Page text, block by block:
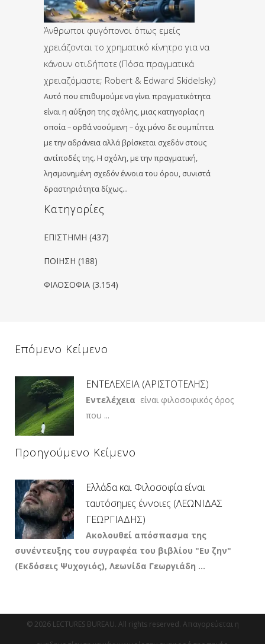
Άνθρωποι φυγόπονοι όπως εμείς
χρειάζονται το χρηματικό κίνητρο για να
κάνουν οτιδήποτε (Πόσα πραγματικά
χρειαζόμαστε; Robert & Edward Skidelsky)
Αυτό που επιθυμούμε να γίνει πραγματικότητα
είναι η αύξηση της σχόλης, μιας κατηγορίας η
οποία – ορθά νοούμενη – όχι μόνο δε συμπίπτει
με την αδράνεια αλλά βρίσκεται σχεδόν στους
αντίποδές της. Η σχόλη, με την πραγματική,
λησμονημένη σχεδόν έννοια του όρου, συνιστά
δραστηριότητα δίχως…
Kατηγορίες
ΕΠΙΣΤΗΜΗ (437)
ΠΟΙΗΣΗ (188)
ΦΙΛΟΣΟΦΙΑ (3.154)
Επόμενο Κείμενο
ΕΝΤΕΛΕΧΕΙΑ (ΑΡΙΣΤΟΤΕΛΗΣ)
Εντελέχεια είναι φιλοσοφικός όρος
που ...
Προηγούμενο Κείμενο
Ελλάδα και Φιλοσοφία είναι
ταυτόσημες έννοιες (ΛΕΩΝΙΔΑΣ
ΓΕΩΡΓΙΑΔΗΣ)
Ακολουθεί απόσπασμα της
συνέντευξης του συγραφέα του βιβλίου "Ευ ζην"
(Εκδόσεις Ψυχογιός), Λεωνίδα Γεωργιάδη ...
© 2026 LECTURES BUREAU. All rights reserved. Απαγορεύεται η